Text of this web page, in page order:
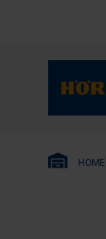
HOME